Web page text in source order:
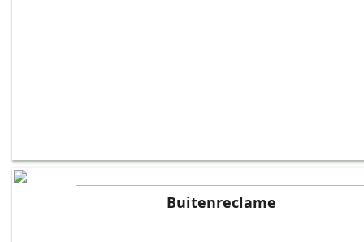
Buitenreclame